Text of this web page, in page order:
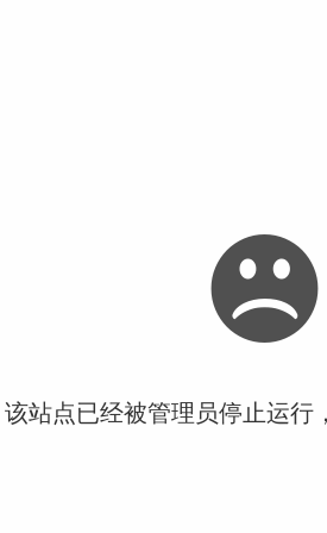
站点已经被管理员停止运行